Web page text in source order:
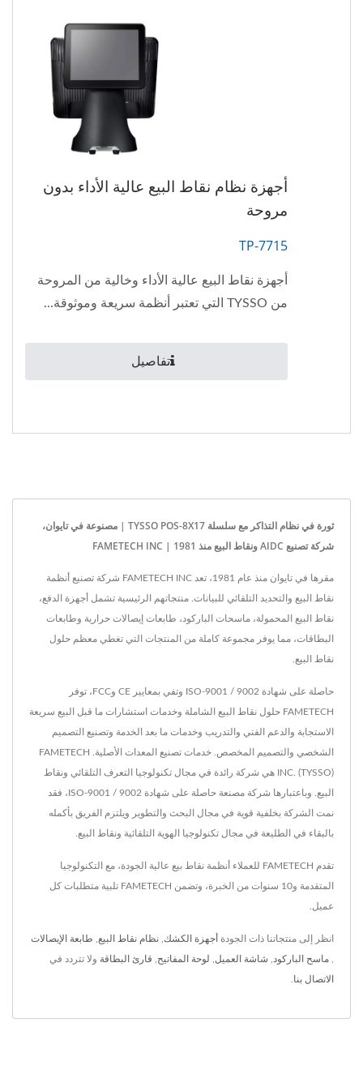
أجهزة نظام نقاط البيع عالية الأداء بدون
مروحة
TP-7715
أجهزة نقاط البيع عالية الأداء وخالية من المروحة
من TYSSO التي تعتبر أنظمة سريعة وموثوقة...
تفاصيل
ثورة في نظام التذاكر مع سلسلة TYSSO POS-8X17 | مصنوعة في تايوان،
شركة تصنيع AIDC ونقاط البيع منذ 1981 | FAMETECH INC
مقرها في تايوان منذ عام 1981، تعد FAMETECH INC شركة تصنيع أنظمة
نقاط البيع والتحديد التلقائي للبيانات. منتجاتهم الرئيسية تشمل أجهزة الدفع،
نقاط البيع المحمولة، ماسحات الباركود، طابعات إيصالات حرارية وطابعات
البطاقات، مما يوفر مجموعة كاملة من المنتجات التي تغطي معظم حلول
نقاط البيع.
حاصلة على شهادة ISO-9001 / 9002 وتفي بمعايير CE وFCC، توفر
FAMETECH حلول نقاط البيع الشاملة وخدمات استشارات ما قبل البيع سريعة
الاستجابة والدعم الفني والتدريب وخدمات ما بعد الخدمة وتصنيع التصميم
الشخصي والتصميم المخصص. خدمات تصنيع المعدات الأصلية. FAMETECH
INC. (TYSSO) هي شركة رائدة في مجال تكنولوجيا التعرف التلقائي ونقاط
البيع. وباعتبارها شركة مصنعة حاصلة على شهادة ISO-9001 / 9002، فقد
نمت الشركة بخلفية قوية في مجال البحث والتطوير ويلتزم الفريق بأكمله
بالبقاء في الطليعة في مجال تكنولوجيا الهوية التلقائية ونقاط البيع.
تقدم FAMETECH للعملاء أنظمة نقاط بيع عالية الجودة، مع التكنولوجيا
المتقدمة و10 سنوات من الخبرة، وتضمن FAMETECH تلبية متطلبات كل
عميل.
انظر إلى منتجاتنا ذات الجودة أجهزة الكشك نظام نقاط البيع طابعة الإيصالات
ماسح الباركود شاشة العميل لوحة المفاتيح قارئ البطاقة ولا تتردد في
الاتصال بنا